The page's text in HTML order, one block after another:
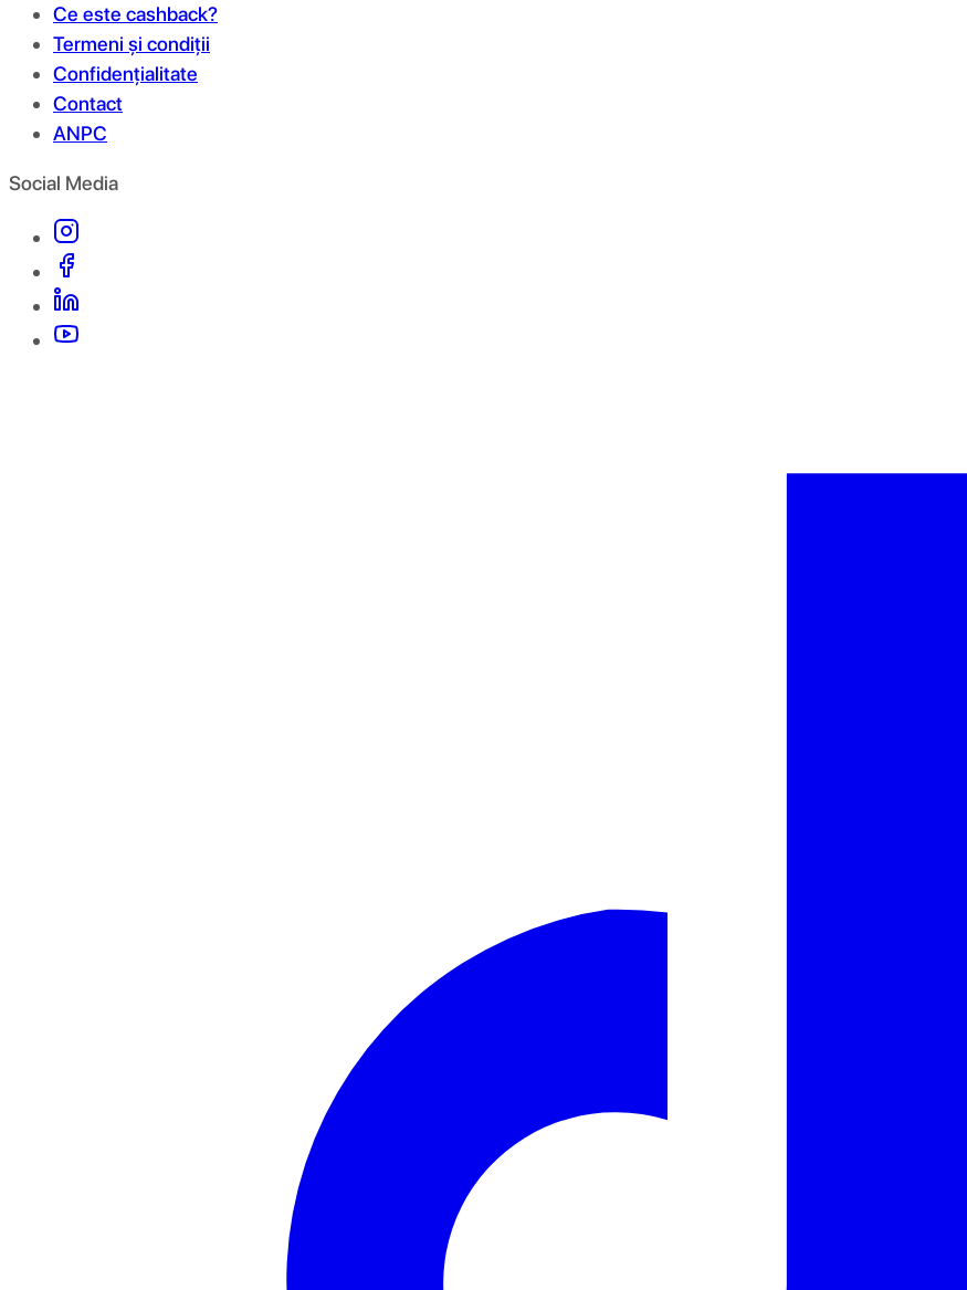
Ce este cashback?
Termeni și condiții
Confidențialitate
Contact
ANPC
Social Media